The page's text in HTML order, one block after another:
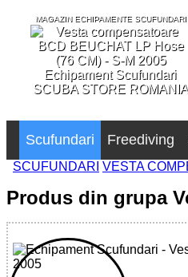
MAGAZIN ECHIPAMENTE SCUFUNDARI
SCUBA STORE ROMANIA
Scufundari Freediving
SCUFUNDARI VESTA
Produs din grupa